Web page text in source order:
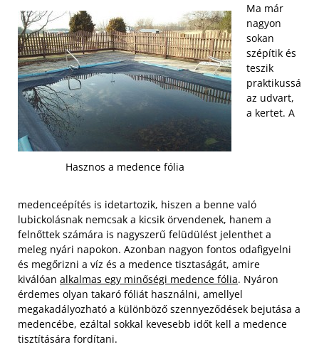
Hasznos a medence fólia
Ma már
nagyon
sokan
szépítik és
teszik
praktikussá
az udvart,
a kertet. A
medenceépítés is idetartozik, hiszen a benne való
lubickolásnak nemcsak a kicsik örvendenek, hanem a
felnőttek számára is nagyszerű felüdülést jelenthet a
meleg nyári napokon. Azonban nagyon fontos odafigyelni
és megőrizni a víz és a medence tisztaságát, amire
kiválóan alkalmas egy minőségi medence fólia. Nyáron
érdemes olyan takaró fóliát használni, amellyel
megakadályozható a különböző szennyeződések bejutása a
medencébe, ezáltal sokkal kevesebb időt kell a medence
tisztítására fordítani.